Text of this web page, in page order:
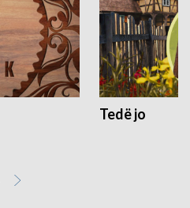
Tedë jo